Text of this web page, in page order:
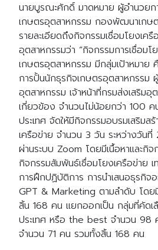
นายบูรณะศักดิ์ มาดหมาย ผู้อำนวยก
เกษตรอุตสาหกรรม กองพัฒนาเกษ
รายละเอียดถึงกิจกรรมเชื่อมโยงเค
อุตสาหกรรมว่า “กิจกรรมการเชื่อม
เกษตรอุตสาหกรรม มีกลุ่มเป้าหมาย
การปั้นนักธุรกิจเกษตรอุตสาหกรรม
อุตสาหกรรม เจ้าหน้าที่กรมส่งเสริมอุ
เกี่ยวข้อง จำนวนไม่น้อยกว่า 100
ประเทศ จัดให้มีกิจกรรมอบรมเสริมส
เครือข่าย จำนวน 3 วัน ระหว่างวั
ผ่านระบบ Zoom โดยมีเนื้อหาและกิ
กิจกรรมสัมพันธ์เชื่อมโยงเครือข่าย
การฝึกปฏิบัติการ การนำเสนอธุรกิ
GPT & Marketing ตามลำดับ โดย
สิ้น 168 คน แยกออกเป็น กลุ่มที่คัดเ
ประเทศ หรือ the best จำนวน 98
จำนวน 71 คน รวมทั้งสิ้น 168 คน